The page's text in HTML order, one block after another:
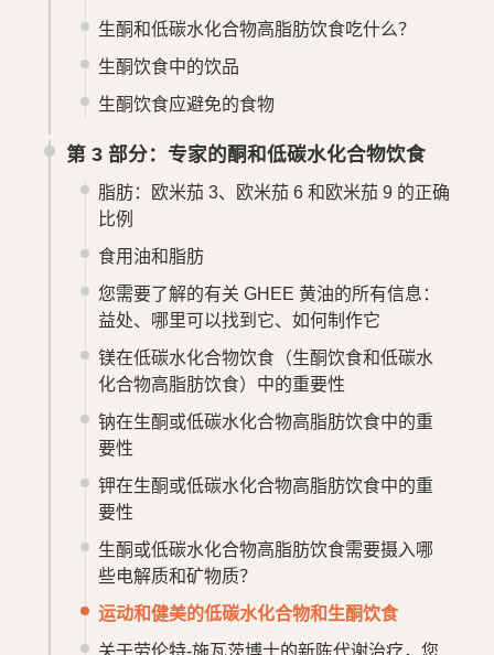
生酮和低碳水化合物高脂肪饮食吃什么？
生酮饮食中的饮品
生酮饮食应避免的食物
第 3 部分：专家的酮和低碳水化合物饮食
脂肪：欧米茄 3、欧米茄 6 和欧米茄 9 的正确
比例
食用油和脂肪
您需要了解的有关 GHEE 黄油的所有信息：
益处、哪里可以找到它、如何制作它
镁在低碳水化合物饮食（生酮饮食和低碳水
化合物高脂肪饮食）中的重要性
钠在生酮或低碳水化合物高脂肪饮食中的重
要性
钾在生酮或低碳水化合物高脂肪饮食中的重
要性
生酮或低碳水化合物高脂肪饮食需要摄入哪
些电解质和矿物质？
运动和健美的低碳水化合物和生酮饮食